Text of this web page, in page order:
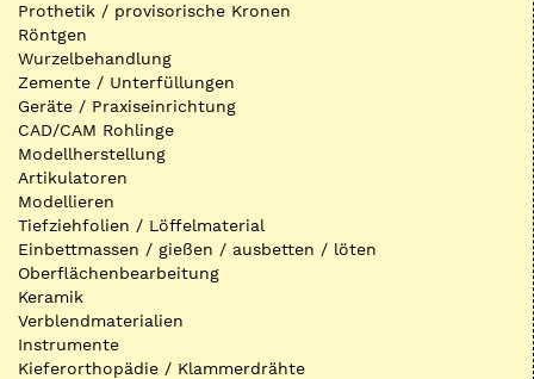
Prothetik / provisorische Kronen
Röntgen
Wurzelbehandlung
Zemente / Unterfüllungen
Geräte / Praxiseinrichtung
CAD/CAM Rohlinge
Modellherstellung
Artikulatoren
Modellieren
Tiefziehfolien / Löffelmaterial
Einbettmassen / gießen / ausbetten / löten
Oberflächenbearbeitung
Keramik
Verblendmaterialien
Instrumente
Kieferorthopädie / Klammerdrähte